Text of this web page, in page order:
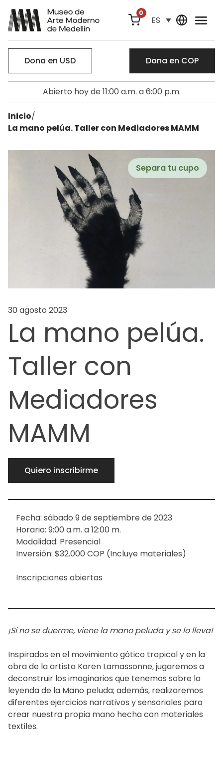
0
ES
Dona en USD Dona en COP
Abierto hoy de 11:00 a.m. a 6:00 p.m.
Inicio/
La mano pelúa. Taller con Mediadores MAMM
Separa tu cupo
30 agosto 2023
La mano pelúa.
Taller con
Mediadores
MAMM
Quiero inscribirme
Fecha: sábado 9 de septiembre de 2023
Horario: 9:00 a.m. a 12:00 m.
Modalidad: Presencial
Inversión: $32.000 COP (Incluye materiales)
Inscripciones abiertas
¡Si no se duerme, viene la mano peluda y se lo lleva!
Inspirados en el movimiento gótico tropical y en la
obra de la artista Karen Lamassonne, jugaremos a
deconstruir los imaginarios que tenemos sobre la
leyenda de la Mano peluda; además, realizaremos
diferentes ejercicios narrativos y sensoriales para
crear nuestra propia mano hecha con materiales
textiles.